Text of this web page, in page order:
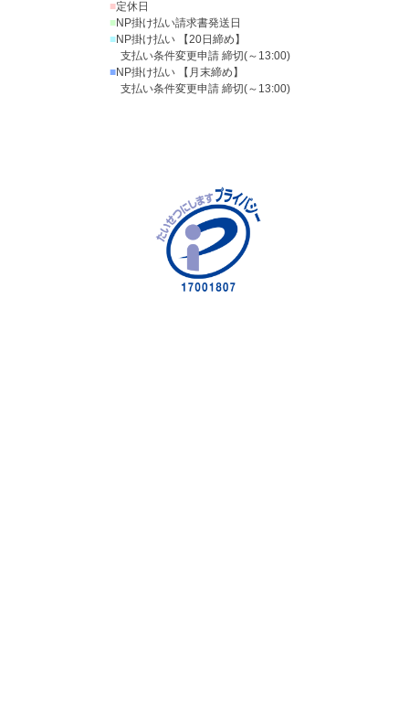
■定休日
■NP掛け払い請求書発送日
■NP掛け払い 【20日締め】
支払い条件変更申請 締切(～13:00)
■NP掛け払い 【月末締め】
支払い条件変更申請 締切(～13:00)